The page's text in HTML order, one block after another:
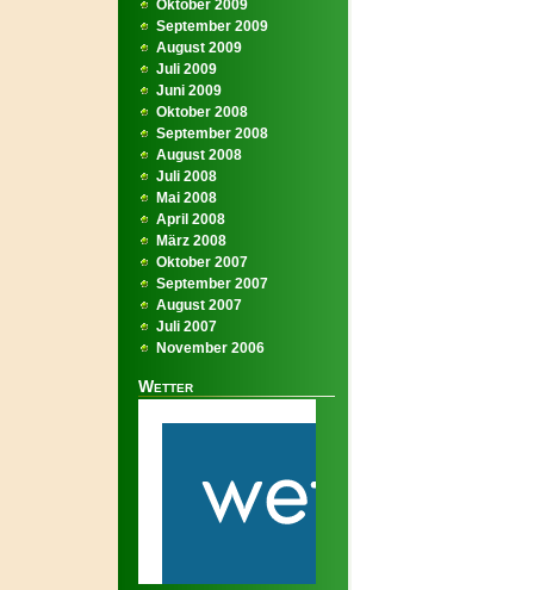
Oktober 2009
September 2009
August 2009
Juli 2009
Juni 2009
Oktober 2008
September 2008
August 2008
Juli 2008
Mai 2008
April 2008
März 2008
Oktober 2007
September 2007
August 2007
Juli 2007
November 2006
Wetter